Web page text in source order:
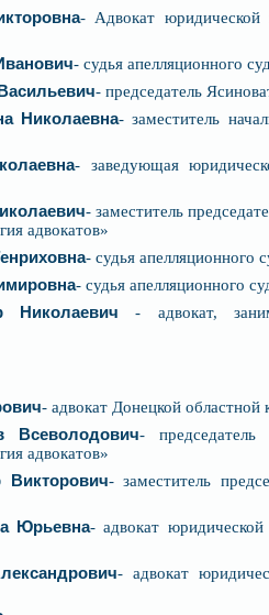
- Адвокат юридической
- судья апелляционного
- председатель
Николаевна- заместитель
- заведующая
- заместитель
адвокатов»
- судья апелляционного
- судья апелляционного
Николаевич - адвокат,
- адвокат Донецкой областной
Всеволодович- председатель
адвокатов»
Викторович- заместитель
Юрьевна- адвокат юридической
- адвокат